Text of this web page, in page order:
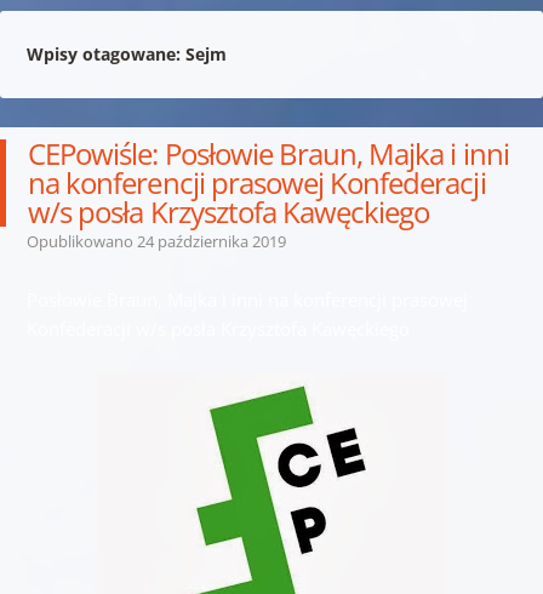
Wpisy otagowane: Sejm
CEPowiśle: Posłowie Braun, Majka i inni
na konferencji prasowej Konfederacji
w/s posła Krzysztofa Kawęckiego
Opublikowano 24 października 2019